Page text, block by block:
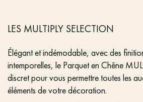
LES MULTIPLY SELECTION
Élégant et indémodable, avec des
intemporelles, le Parquet en Chêne
discret pour vous permettre toutes les
éléments de votre décoration.